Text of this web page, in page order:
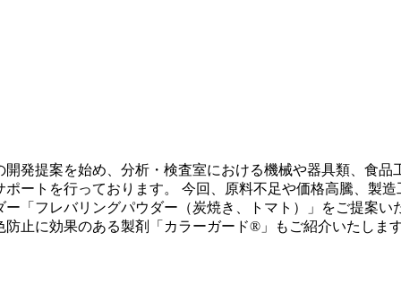
発提案を始め、分析・検査室における機械や器具類、食
ートを行っております。 今回、原料不足や価格高騰、製
「フレバリングパウダー（炭焼き、トマト）」をご提案
止に効果のある製剤「カラーガード®」もご紹介いたします